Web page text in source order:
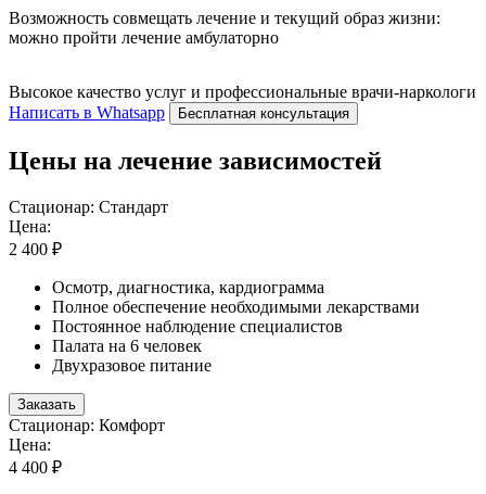
Возможность совмещать лечение и текущий образ жизни:
можно пройти лечение амбулаторно
Высокое качество услуг и профессиональные врачи-наркологи
Написать в Whatsapp
Бесплатная консультация
Цены на лечение зависимостей
Стационар: Стандарт
Цена:
2 400 ₽
Осмотр, диагностика, кардиограмма
Полное обеспечение необходимыми лекарствами
Постоянное наблюдение специалистов
Палата на 6 человек
Двухразовое питание
Заказать
Стационар: Комфорт
Цена:
4 400 ₽